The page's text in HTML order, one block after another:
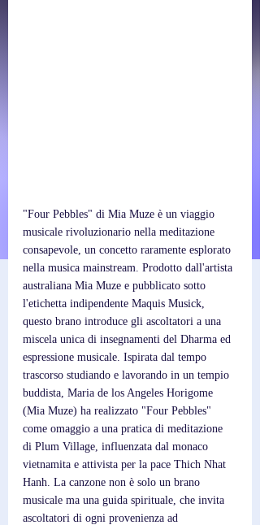
"Four Pebbles" di Mia Muze è un viaggio
musicale rivoluzionario nella meditazione
consapevole, un concetto raramente esplorato
nella musica mainstream. Prodotto dall'artista
australiana Mia Muze e pubblicato sotto
l'etichetta indipendente Maquis Musick,
questo brano introduce gli ascoltatori a una
miscela unica di insegnamenti del Dharma ed
espressione musicale. Ispirata dal tempo
trascorso studiando e lavorando in un tempio
buddista, Maria de los Angeles Horigome
(Mia Muze) ha realizzato "Four Pebbles"
come omaggio a una pratica di meditazione
di Plum Village, influenzata dal monaco
vietnamita e attivista per la pace Thich Nhat
Hanh. La canzone non è solo un brano
musicale ma una guida spirituale, che invita
ascoltatori di ogni provenienza ad